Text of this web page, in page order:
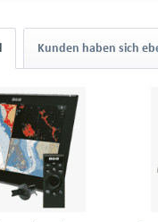
Kunden haben sich